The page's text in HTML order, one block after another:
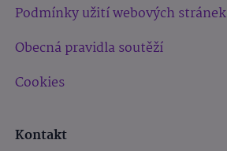
Podmínky užití webových stránek
Obecná pravidla soutěží
Cookies
Kontakt